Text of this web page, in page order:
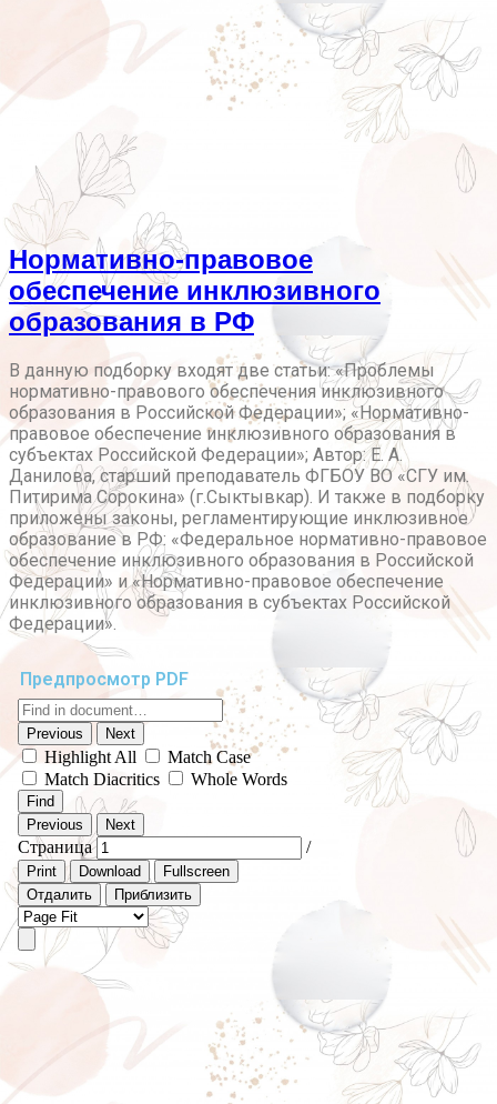
Нормативно-правовое
обеспечение инклюзивного
образования в РФ
В данную подборку входят две статьи: «Проблемы
нормативно-правового обеспечения инклюзивного
образования в Российской Федерации»; «Нормативно-
правовое обеспечение инклюзивного образования в
субъектах Российской Федерации»; Автор: Е. А.
Данилова, старший преподаватель ФГБОУ ВО «СГУ им.
Питирима Сорокина» (г.Сыктывкар). И также в подборку
приложены законы, регламентирующие инклюзивное
образование в РФ: «Федеральное нормативно-правовое
обеспечение инклюзивного образования в Российской
Федерации» и «Нормативно-правовое обеспечение
инклюзивного образования в субъектах Российской
Федерации».
Предпросмотр PDF